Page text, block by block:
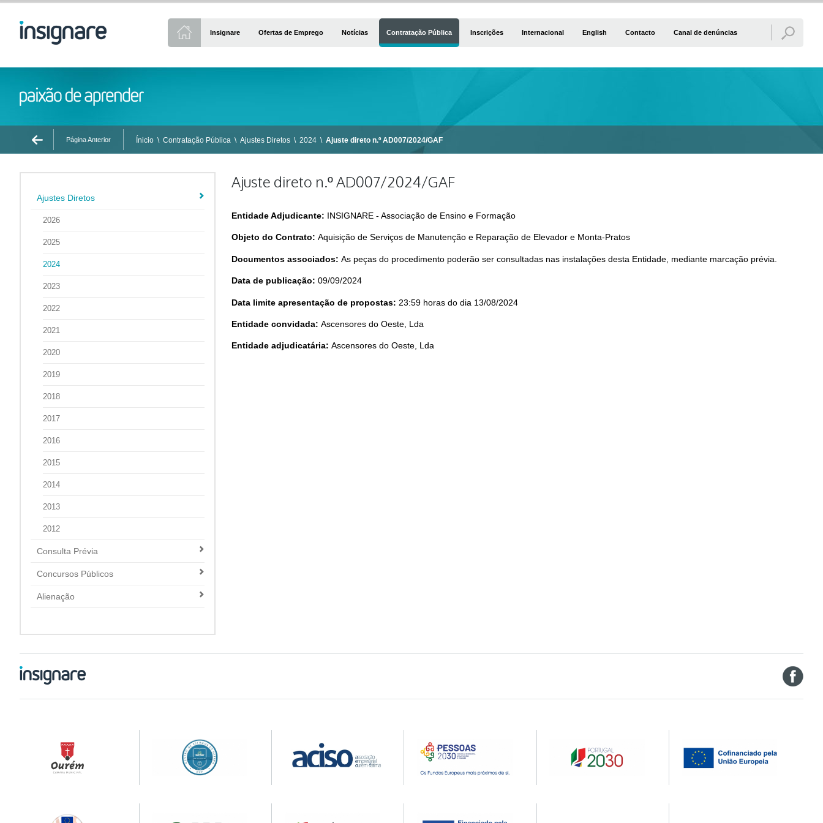
Insignare Ofertas de Emprego Notícias Contratação Pública Inscrições Internacional English Contacto Canal de denúncias
Página Anterior Ínicio \ Contratação Pública \ Ajustes Diretos \ 2024 \ Ajuste direto n.º AD007/2024/GAF
Ajustes Diretos
2026
2025
2024
2023
2022
2021
2020
2019
2018
2017
2016
2015
2014
2013
2012
Consulta Prévia
Concursos Públicos
Alienação
Ajuste direto n.º AD007/2024/GAF
Entidade Adjudicante: INSIGNARE - Associação de Ensino e Formação
Objeto do Contrato: Aquisição de Serviços de Manutenção e Reparação de Elevador e Monta-Pratos
Documentos associados: As peças do procedimento poderão ser consultadas nas instalações desta Entidade, mediante marcação prévia.
Data de publicação: 09/09/2024
Data limite apresentação de propostas: 23:59 horas do dia 13/08/2024
Entidade convidada: Ascensores do Oeste, Lda
Entidade adjudicatária: Ascensores do Oeste, Lda